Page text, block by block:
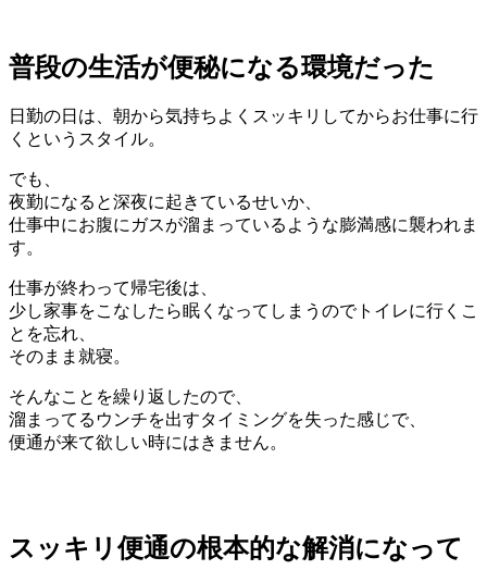
普段の生活が便秘になる環境だった
日勤の日は、朝から気持ちよくスッキリしてからお仕事に行
くというスタイル。
でも、
夜勤になると深夜に起きているせいか、
仕事中にお腹にガスが溜まっているような膨満感に襲われま
す。
仕事が終わって帰宅後は、
少し家事をこなしたら眠くなってしまうのでトイレに行くこ
とを忘れ、
そのまま就寝。
そんなことを繰り返したので、
溜まってるウンチを出すタイミングを失った感じで、
便通が来て欲しい時にはきません。
スッキリ便通の根本的な解消になって